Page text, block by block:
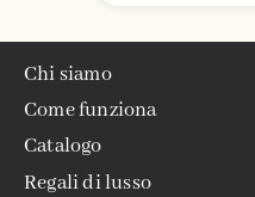
Chi siamo
Come funziona
Catalogo
Regali di lusso